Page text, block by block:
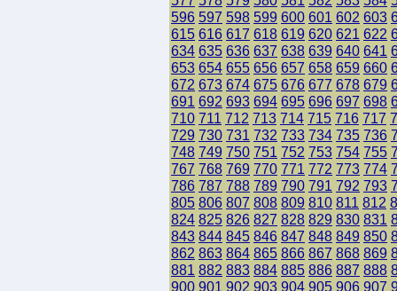
596 597 598 599 600 601 602 603
615 616 617 618 619 620 621 622
634 635 636 637 638 639 640 641
653 654 655 656 657 658 659 660
672 673 674 675 676 677 678 679
691 692 693 694 695 696 697 698
710 711 712 713 714 715 716 717
729 730 731 732 733 734 735 736
748 749 750 751 752 753 754 755
767 768 769 770 771 772 773 774
786 787 788 789 790 791 792 793
805 806 807 808 809 810 811 812
824 825 826 827 828 829 830 831
843 844 845 846 847 848 849 850
862 863 864 865 866 867 868 869
881 882 883 884 885 886 887 888
900 901 902 903 904 905 906 907